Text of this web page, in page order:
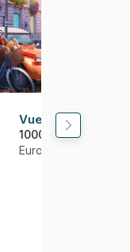
Vue de Paris,
1000 pièces
Eurographics